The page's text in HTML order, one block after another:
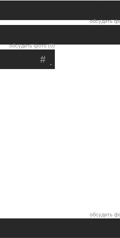
обсудить
обсудить фото (0)
.
#
обсудить